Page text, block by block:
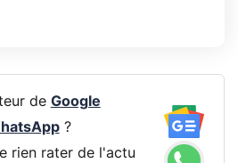
de Google
?
rien rater de l'actu